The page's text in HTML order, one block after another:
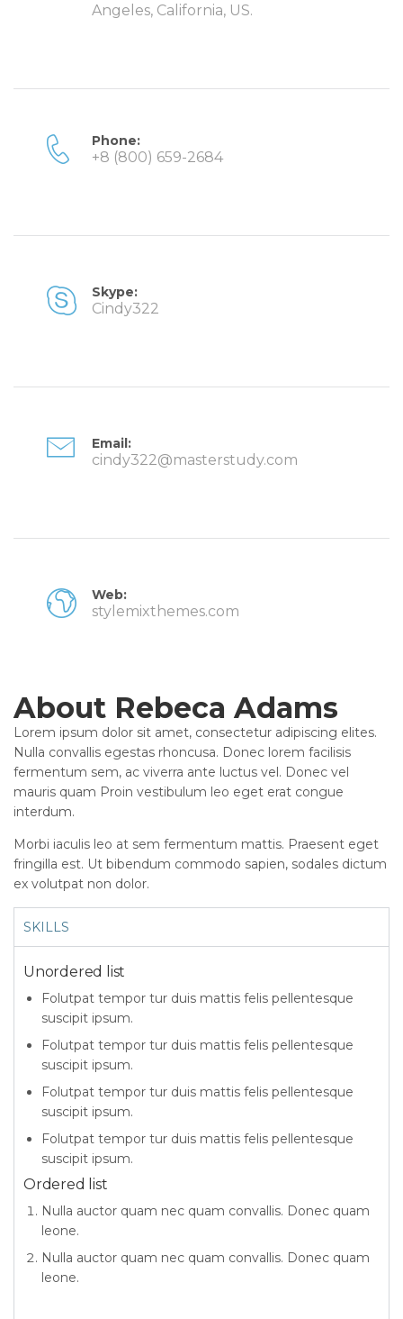
Angeles, California, US.
Phone:
+8 (800) 659-2684
Skype:
Cindy322
Email:
cindy322@masterstudy.com
Web:
stylemixthemes.com
About Rebeca Adams
Lorem ipsum dolor sit amet, consectetur adipiscing elites.
Nulla convallis egestas rhoncusa. Donec lorem facilisis
fermentum sem, ac viverra ante luctus vel. Donec vel
mauris quam Proin vestibulum leo eget erat congue
interdum.
Morbi iaculis leo at sem fermentum mattis. Praesent eget
fringilla est. Ut bibendum commodo sapien, sodales dictum
ex volutpat non dolor.
SKILLS
Unordered list
Folutpat tempor tur duis mattis felis pellentesque
suscipit ipsum.
Folutpat tempor tur duis mattis felis pellentesque
suscipit ipsum.
Folutpat tempor tur duis mattis felis pellentesque
suscipit ipsum.
Folutpat tempor tur duis mattis felis pellentesque
suscipit ipsum.
Ordered list
Nulla auctor quam nec quam convallis. Donec quam
leone.
Nulla auctor quam nec quam convallis. Donec quam
leone.